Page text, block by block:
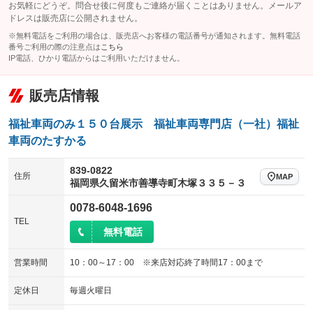
クラッチレス
：装備なし ヒッチメンバー
坂道発進補助装置
：装備なし レンタカーアップ
：装備なし
展示・試乗車
：装備なし
：装備あり
ローダウン
：装備なし ランフラットタイヤ
パワーシート
：装備なし 3列シート
：装備あり
ベンチシート フルフラットシート
チップアップシート
：装備なし
ウォークスルー
：装備なし
シートエアコン
：装備なし 全周囲カメラ
：装備あり
サイドカメラ
：装備あり
エアサスペンション
お気軽にどうぞ。問合せ後に何度もご連絡が届くことはありません。メールア
ドレスは販売店に公開されません。
※無料電話をご利用の場合は、販売店へお客様の電話番号が通知されます。無料電話
番号ご利用の際の注意点は こちら
IP電話、ひかり電話からはご利用いただけません。
販売店情報
福祉車両のみ１５０台展示 福祉車両専門店（一社）福祉
車両のたすかる
住所
839-0822
福岡県久留米市善導寺町木塚３３５－３
MAP
TEL
0078-6048-1696
無料電話
営業時間 10：00～17：00 ※来店対応終了時間17：00まで
定休日 毎週火曜日